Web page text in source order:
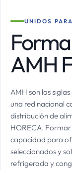
UNIDOS
AMH
AMH son las
una red nacional
distribución de
HORECA.
capacidad para
seleccionados y
refrigerada y